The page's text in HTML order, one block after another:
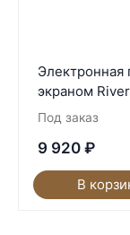
Электронная
экраном
Под заказ
9 920 ₽
В